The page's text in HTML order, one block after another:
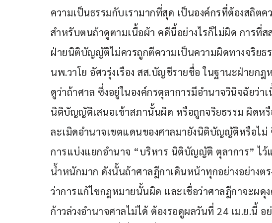
ความเป็นธรรมกับเรามากที่สุด เป็นองค์กรที่ต้องสถิต
สำหรับตนถ้าดูตามเนื้อผ้า คดีนี้อย่างไรก็ไม่ผิด การที่ส
ฝ่ายนิติบัญญัติไม่ควรถูกตีความเป็นความผิดทางจริยธ
นพ.วาโย อัศวรุ่งเรือง สส.บัญชีรายชื่อ ในฐานะฝ่ายก
ดูว่าถ้าศาล ซึ่งอยู่ในองค์กรตุลาการมีอำนาจวินิจฉัยว่
นิติบัญญัติเสนอเข้าสภานั้นผิด หรือถูกจริยธรรม ผิดหรื
ละเมิดอำนาจเขตแดนของศาลมายังนิติบัญญัติหรือไม่
การแบ่งแยกอำนาจ “บริหาร นิติบัญญัติ ตุลาการ” ไว้
น้ำหนักมาก ดังนั้นถ้าศาลฎีกาเดินหน้าทุกอย่างอย่างต
ว่าการแก้ไขกฎหมายนั้นผิด และเชื่อว่าศาลฎีกาจะผดุ
ก้าวล่วงอำนาจศาลไม่ได้ ต้องรอดูผลวันที่ 24 เม.ย.นี้